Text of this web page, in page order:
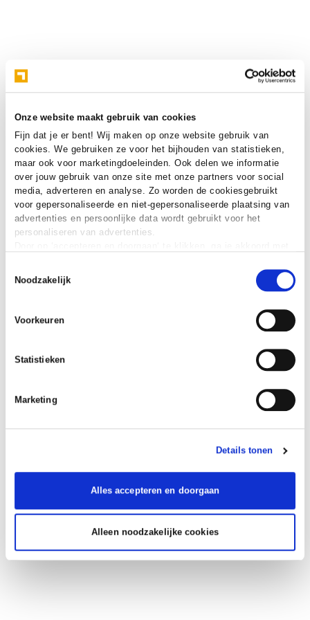
Onze website maakt gebruik van cookies
Fijn dat je er bent! Wij maken op onze website gebruik van
cookies. We gebruiken ze voor het bijhouden van statistieken,
maar ook voor marketingdoeleinden. Ook delen we informatie
over jouw gebruik van onze site met onze partners voor social
media, adverteren en analyse. Zo worden de cookiesgebruikt
voor gepersonaliseerde en niet-gepersonaliseerde plaatsing van
advertenties en persoonlijke data wordt gebruikt voor het
personaliseren van advertenties.
verklaring.
Noodzakelijk
Voorkeuren
Statistieken
Marketing
Details tonen
Alles accepteren en doorgaan
Alleen noodzakelijke cookies